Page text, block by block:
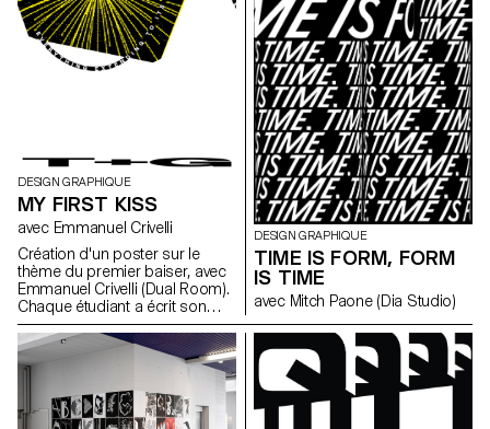
DESIGN GRAPHIQUE
MY FIRST KISS
avec Emmanuel Crivelli
Création d'un poster sur le
thème du premier baiser, avec
Emmanuel Crivelli (Dual Room).
Chaque étudiant a écrit son
histoire de premier baiser. Les
histoires ont ensuite été
partagées anonymement avant
d'être redistribué à chaque
groupe d'étudiants.
DESIGN GRAPHIQUE
TIME IS FORM, FORM
IS TIME
avec Mitch Paone (Dia Studio)